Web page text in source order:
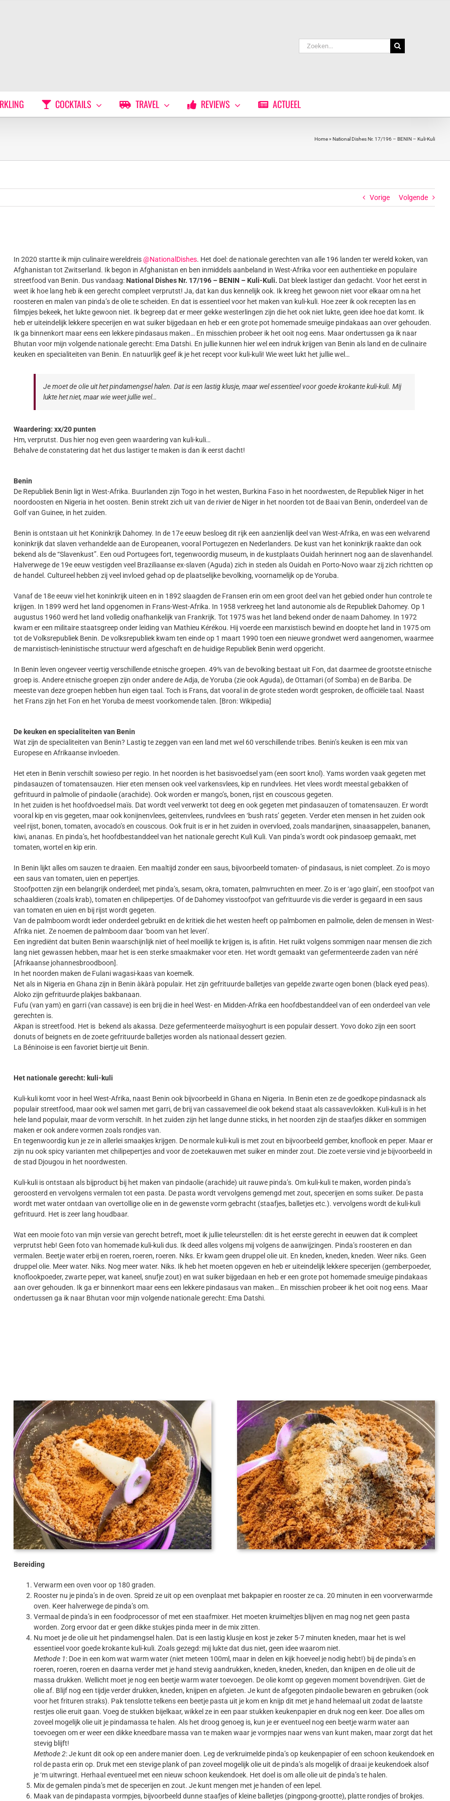
Zoeken
naar:
COCKTAILS TRAVEL REVIEWS ACTUEEL
Home» National Dishes Nr. 17/196 – BENIN – Kuli-Kuli
Vorige Volgende
In 2020 startte ik mijn culinaire wereldreis@NationalDishes. Het doel: de nationale gerechten van alle 196 landen ter wereld koken, van
Afghanistan tot Zwitserland. Ik begon in Afghanistan en ben inmiddels aanbeland in West-Afrika voor een authentieke en populaire
streetfood van Benin. Dus vandaag: National Dishes Nr. 17/196 – BENIN – Kuli-Kuli. Dat bleek lastiger dan gedacht. Voor het eerst in
weet ik hoe lang heb ik een gerecht compleet verprutst! Ja, dat kan dus kennelijk ook. Ik kreeg het gewoon niet voor elkaar om na het
roosteren en malen van pinda’s de olie te scheiden. En dat is essentieel voor het maken van kuli-kuli. Hoe zeer ik ook recepten las en
filmpjes bekeek, het lukte gewoon niet. Ik begreep dat er meer gekke westerlingen zijn die het ook niet lukte, geen idee hoe dat komt. Ik
heb er uiteindelijk lekkere specerijen en wat suiker bijgedaan en heb er een grote pot homemade smeuïge pindakaas aan over gehouden.
Ik ga binnenkort maar eens een lekkere pindasaus maken… En misschien probeer ik het ooit nog eens. Maar ondertussen ga ik naar
Bhutan voor mijn volgende nationale gerecht: Ema Datshi. En jullie kunnen hier wel een indruk krijgen van Benin als land en de culinaire
keuken en specialiteiten van Benin. En natuurlijk geef ik je het recept voor kuli-kuli! Wie weet lukt het jullie wel…
Je moet de olie uit het pindamengsel halen. Dat is een lastig klusje, maar wel essentieel voor goede krokante kuli-kuli. Mij
lukte het niet, maar wie weet jullie wel…
Waardering: xx/20 punten
Hm, verprutst. Dus hier nog even geen waardering van kuli-kuli…
Behalve de constatering dat het dus lastiger te maken is dan ik eerst dacht!
Benin
De Republiek Benin ligt in West-Afrika. Buurlanden zijn Togo in het westen, Burkina Faso in het noordwesten, de Republiek Niger in het
noordoosten en Nigeria in het oosten. Benin strekt zich uit van de rivier de Niger in het noorden tot de Baai van Benin, onderdeel van de
Golf van Guinee, in het zuiden.
Benin is ontstaan uit het Koninkrijk Dahomey. In de 17e eeuw besloeg dit rijk een aanzienlijk deel van West-Afrika, en was een welvarend
koninkrijk dat slaven verhandelde aan de Europeanen, vooral Portugezen en Nederlanders. De kust van het koninkrijk raakte dan ook
bekend als de “Slavenkust”. Een oud Portugees fort, tegenwoordig museum, in de kustplaats Ouidah herinnert nog aan de slavenhandel.
Halverwege de 19e eeuw vestigden veel Braziliaanse ex-slaven (Aguda) zich in steden als Ouidah en Porto-Novo waar zij zich richtten op
de handel. Cultureel hebben zij veel invloed gehad op de plaatselijke bevolking, voornamelijk op de Yoruba.
Vanaf de 18e eeuw viel het koninkrijk uiteen en in 1892 slaagden de Fransen erin om een groot deel van het gebied onder hun controle te
krijgen. In 1899 werd het land opgenomen in Frans-West-Afrika. In 1958 verkreeg het land autonomie als de Republiek Dahomey. Op 1
augustus 1960 werd het land volledig onafhankelijk van Frankrijk. Tot 1975 was het land bekend onder de naam Dahomey. In 1972
kwam er een militaire staatsgreep onder leiding van Mathieu Kérékou. Hij voerde een marxistisch bewind en doopte het land in 1975 om
tot de Volksrepubliek Benin. De volksrepubliek kwam ten einde op 1 maart 1990 toen een nieuwe grondwet werd aangenomen, waarmee
de marxistisch-leninistische structuur werd afgeschaft en de huidige Republiek Benin werd opgericht.
In Benin leven ongeveer veertig verschillende etnische groepen. 49% van de bevolking bestaat uit Fon, dat daarmee de grootste etnische
groep is. Andere etnische groepen zijn onder andere de Adja, de Yoruba (zie ook Aguda), de Ottamari (of Somba) en de Bariba. De
meeste van deze groepen hebben hun eigen taal. Toch is Frans, dat vooral in de grote steden wordt gesproken, de officiële taal. Naast
het Frans zijn het Fon en het Yoruba de meest voorkomende talen. [Bron: Wikipedia]
De keuken en specialiteiten van Benin
Wat zijn de specialiteiten van Benin? Lastig te zeggen van een land met wel 60 verschillende tribes. Benin’s keuken is een mix van
Europese en Afrikaanse invloeden.
Het eten in Benin verschilt sowieso per regio. In het noorden is het basisvoedsel yam (een soort knol). Yams worden vaak gegeten met
pindasauzen of tomatensauzen. Hier eten mensen ook veel varkensvlees, kip en rundvlees. Het vlees wordt meestal gebakken of
gefrituurd in palmolie of pindaolie (arachide). Ook worden er mango’s, bonen, rijst en couscous gegeten.
In het zuiden is het hoofdvoedsel maïs. Dat wordt veel verwerkt tot deeg en ook gegeten met pindasauzen of tomatensauzen. Er wordt
vooral kip en vis gegeten, maar ook konijnenvlees, geitenvlees, rundvlees en ‘bush rats’ gegeten. Verder eten mensen in het zuiden ook
veel rijst, bonen, tomaten, avocado’s en couscous. Ook fruit is er in het zuiden in overvloed, zoals mandarijnen, sinaasappelen, bananen,
kiwi, ananas. En pinda’s, het hoofdbestanddeel van het nationale gerecht Kuli Kuli. Van pinda’s wordt ook pindasoep gemaakt, met
tomaten, wortel en kip erin.
In Benin lijkt alles om sauzen te draaien. Een maaltijd zonder een saus, bijvoorbeeld tomaten- of pindasaus, is niet compleet. Zo is moyo
een saus van tomaten, uien en pepertjes.
Stoofpotten zijn een belangrijk onderdeel; met pinda’s, sesam, okra, tomaten, palmvruchten en meer. Zo is er ‘ago glain’, een stoofpot van
schaaldieren (zoals krab), tomaten en chilipepertjes. Of de Dahomey visstoofpot van gefrituurde vis die verder is gegaard in een saus
van tomaten en uien en bij rijst wordt gegeten.
Van de palmboom wordt ieder onderdeel gebruikt en de kritiek die het westen heeft op palmbomen en palmolie, delen de mensen in West-
Afrika niet. Ze noemen de palmboom daar ‘boom van het leven’.
Een ingrediënt dat buiten Benin waarschijnlijk niet of heel moeilijk te krijgen is, is afitin. Het ruikt volgens sommigen naar mensen die zich
lang niet gewassen hebben, maar het is een sterke smaakmaker voor eten. Het wordt gemaakt van gefermenteerde zaden van néré
[Afrikaanse johannesbroodboon].
In het noorden maken de Fulani wagasi-kaas van koemelk.
Net als in Nigeria en Ghana zijn in Benin àkàrà populair. Het zijn gefrituurde balletjes van gepelde zwarte ogen bonen (black eyed peas).
Aloko zijn gefrituurde plakjes bakbanaan.
Fufu (van yam) en garri (van cassave) is een brij die in heel West- en Midden-Afrika een hoofdbestanddeel van of een onderdeel van vele
gerechten is.
Akpan is streetfood. Het is bekend als akassa. Deze gefermenteerde maïsyoghurt is een populair dessert. Yovo doko zijn een soort
donuts of beignets en de zoete gefrituurde balletjes worden als nationaal dessert gezien.
La Béninoise is een favoriet biertje uit Benin.
Het nationale gerecht: kuli-kuli
Kuli-kuli komt voor in heel West-Afrika, naast Benin ook bijvoorbeeld in Ghana en Nigeria. In Benin eten ze de goedkope pindasnack als
populair streetfood, maar ook wel samen met garri, de brij van cassavemeel die ook bekend staat als cassavevlokken. Kuli-kuli is in het
hele land populair, maar de vorm verschilt. In het zuiden zijn het lange dunne sticks, in het noorden zijn de staafjes dikker en sommigen
maken er ook andere vormen zoals rondjes van.
En tegenwoordig kun je ze in allerlei smaakjes krijgen. De normale kuli-kuli is met zout en bijvoorbeeld gember, knoflook en peper. Maar er
zijn nu ook spicy varianten met chilipepertjes and voor de zoetekauwen met suiker en minder zout. Die zoete versie vind je bijvoorbeeld in
de stad Djougou in het noordwesten.
Kuli-kuli is ontstaan als bijproduct bij het maken van pindaolie (arachide) uit rauwe pinda’s. Om kuli-kuli te maken, worden pinda’s
geroosterd en vervolgens vermalen tot een pasta. De pasta wordt vervolgens gemengd met zout, specerijen en soms suiker. De pasta
wordt met water ontdaan van overtollige olie en in de gewenste vorm gebracht (staafjes, balletjes etc.). vervolgens wordt de kuli-kuli
gefrituurd. Het is zeer lang houdbaar.
Wat een mooie foto van mijn versie van gerecht betreft, moet ik jullie teleurstellen: dit is het eerste gerecht in eeuwen dat ik compleet
verprutst heb! Geen foto van homemade kuli-kuli dus. Ik deed alles volgens mij volgens de aanwijzingen. Pinda’s roosteren en dan
vermalen. Beetje water erbij en roeren, roeren, roeren. Niks. Er kwam geen druppel olie uit. En kneden, kneden, kneden. Weer niks. Geen
druppel olie. Meer water. Niks. Nog meer water. Niks. Ik heb het moeten opgeven en heb er uiteindelijk lekkere specerijen (gemberpoeder,
knoflookpoeder, zwarte peper, wat kaneel, snufje zout) en wat suiker bijgedaan en heb er een grote pot homemade smeuïge pindakaas
aan over gehouden. Ik ga er binnenkort maar eens een lekkere pindasaus van maken… En misschien probeer ik het ooit nog eens. Maar
ondertussen ga ik naar Bhutan voor mijn volgende nationale gerecht: Ema Datshi.
Bereiding
Verwarm een oven voor op 180 graden.
Rooster nu je pinda’s in de oven. Spreid ze uit op een ovenplaat met bakpapier en rooster ze ca. 20 minuten in een voorverwarmde
oven. Keer halverwege de pinda’s om.
Vermaal de pinda’s in een foodprocessor of met een staafmixer. Het moeten kruimeltjes blijven en mag nog net geen pasta
worden. Zorg ervoor dat er geen dikke stukjes pinda meer in de mix zitten.
Nu moet je de olie uit het pindamengsel halen. Dat is een lastig klusje en kost je zeker 5-7 minuten kneden, maar het is wel
essentieel voor goede krokante kuli-kuli. Zoals gezegd: mij lukte dat dus niet, geen idee waarom niet.
Methode 1: Doe in een kom wat warm water (niet meteen 100ml, maar in delen en kijk hoeveel je nodig hebt!) bij de pinda’s en
roeren, roeren, roeren en daarna verder met je hand stevig aandrukken, kneden, kneden, kneden, dan knijpen en de olie uit de
massa drukken. Wellicht moet je nog een beetje warm water toevoegen. De olie komt op gegeven moment bovendrijven. Giet de
olie af. Blijf nog een tijdje verder drukken, kneden, knijpen en afgieten. Je kunt de afgegoten pindaolie bewaren en gebruiken (ook
voor het frituren straks). Pak tenslotte telkens een beetje pasta uit je kom en knijp dit met je hand helemaal uit zodat de laatste
restjes olie eruit gaan. Voeg de stukken bijelkaar, wikkel ze in een paar stukken keukenpapier en druk nog een keer. Doe alles om
zoveel mogelijk olie uit je pindamassa te halen. Als het droog genoeg is, kun je er eventueel nog een beetje warm water aan
toevoegen om er weer een dikke kneedbare massa van te maken waar je vormpjes naar wens van kunt maken, maar zorgt dat het
stevig blijft!
Methode 2: Je kunt dit ook op een andere manier doen. Leg de verkruimelde pinda’s op keukenpapier of een schoon keukendoek en
rol de pasta erin op. Druk met een stevige plank of pan zoveel mogelijk olie uit de pinda’s als mogelijk of draai je keukendoek alsof
je ‘m uitwringt. Herhaal eventueel met een nieuw schoon keukendoek. Het doel is om alle olie uit de pinda’s te halen.
Mix de gemalen pinda’s met de specerijen en zout. Je kunt mengen met je handen of een lepel.
Maak van de pindapasta vormpjes, bijvoorbeeld dunne staafjes of kleine balletjes (pingpong-grootte), platte rondjes of brokjes.